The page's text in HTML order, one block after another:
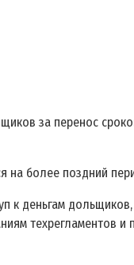
за перенос
на более поздний
к деньгам
техрегламентов